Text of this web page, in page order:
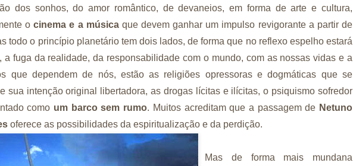
dos sonhos, do amor romântico, de devaneios, em forma de arte e cultura,
ocinema e a música que devem ganhar um impulso revigorante a partir de
todo o princípio planetário tem dois lados, de forma que no reflexo espelho estará
a fuga da realidade, da responsabilidade com o mundo, com as nossas vidas e a
que dependem de nós, estão as religiões opressoras e dogmáticas que se
sua intenção original libertadora, as drogas lícitas e ilícitas, o psiquismo sofredor
como um barco sem rumo. Muitos acreditam que a passagem de Netuno
oferece as possibilidades da espiritualização e da perdição.
Mas de forma mais mundana